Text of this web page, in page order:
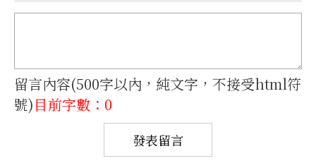
留言內容(500字以內，純文字，不接受html符
號)目前字數：0